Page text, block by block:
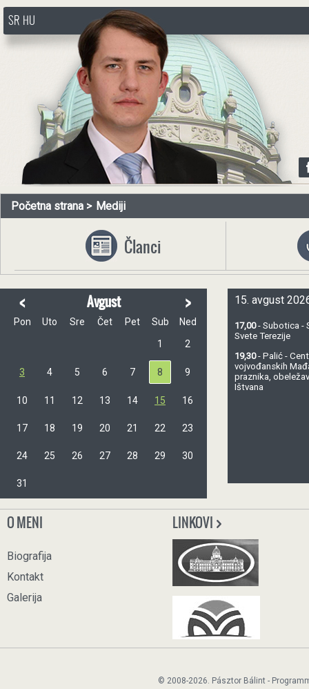
http://www.pasztorbalint.rs/sr
SR HU
Početna strana Mediji
Članci
< Avgust >
Pon Uto Sre Čet Pet Sub
Ned
1
2
3 4 5 6 7 8 9
10 11 12 13 14 15 16
17 18 19 20 21 22 23
24 25 26 27 28 29 30
31
15. avgust
17,00- Subotica -
Svete Terezije
19,30- Palić -
vojvođanskih
praznika,
Ištvana
O MENI
Biografija
Kontakt
Galerija
LINKOVI
© 2008-2026. Pásztor Bálint -